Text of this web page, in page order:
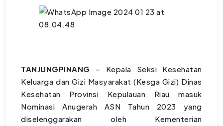
TANJUNGPINANG – Kepala Seksi Kesehatan
Keluarga dan Gizi Masyarakat (Kesga Gizi) Dinas
Kesehatan Provinsi Kepulauan Riau masuk
Nominasi Anugerah ASN Tahun 2023 yang
diselenggarakan oleh Kementerian